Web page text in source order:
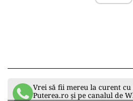
Vrei să fii mereu la curent
Puterea.ro și pe canalul de